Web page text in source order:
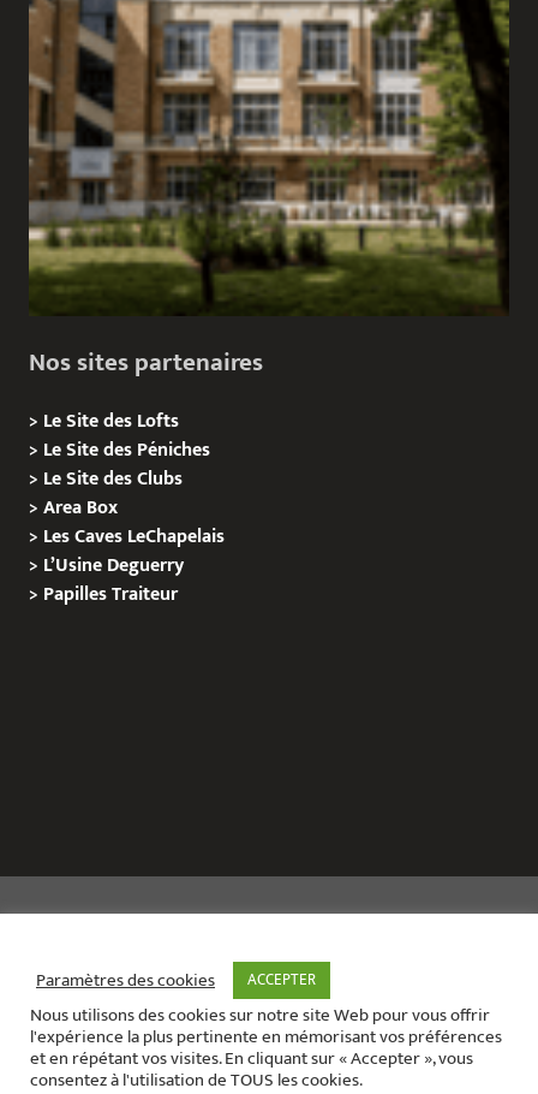
Nos sites partenaires
> Le Site des Lofts
> Le Site des Péniches
> Le Site des Clubs
>Area Box
> Les Caves LeChapelais
> L’Usine Deguerry
> PapillesTraiteur
Le site de l’évènementiel contact :01 42 71 40 79
Contact mail:contact@areabox.fr
Paramètres des cookies ACCEPTER
Nous utilisons des cookies sur notre site Web pour vous offrir
l'expérience la plus pertinente en mémorisant vos préférences
et en répétant vos visites. En cliquant sur « Accepter », vous
consentez à l'utilisation de TOUS les cookies.